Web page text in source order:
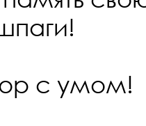
с умом!